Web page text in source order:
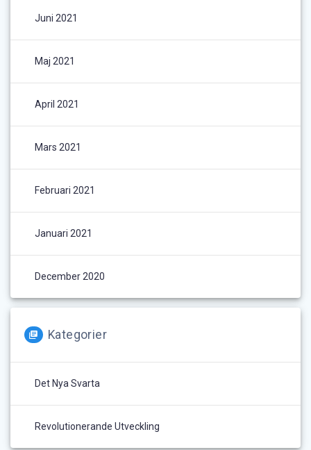
Juni 2021
Maj 2021
April 2021
Mars 2021
Februari 2021
Januari 2021
December 2020
Kategorier
Det Nya Svarta
Revolutionerande Utveckling